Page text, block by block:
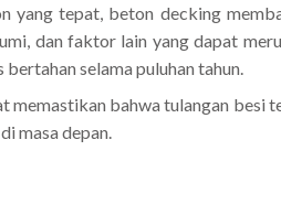
tepat, beton decking
dan faktor lain yang dapat
selama puluhan tahun.
bahwa tulangan besi
masa depan.